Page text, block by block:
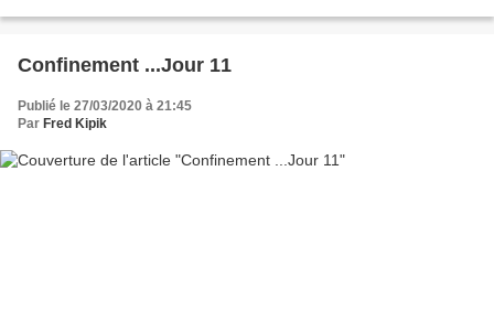
Confinement ...Jour 11
Publié le 27/03/2020 à 21:45
Par Fred Kipik